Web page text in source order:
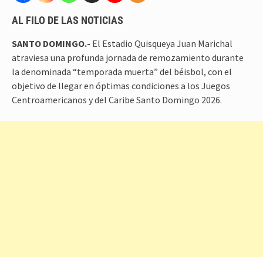
AL FILO DE LAS NOTICIAS
SANTO DOMINGO.- El Estadio Quisqueya Juan Marichal
atraviesa una profunda jornada de remozamiento durante
la denominada “temporada muerta” del béisbol, con el
objetivo de llegar en óptimas condiciones a los Juegos
Centroamericanos y del Caribe Santo Domingo 2026.